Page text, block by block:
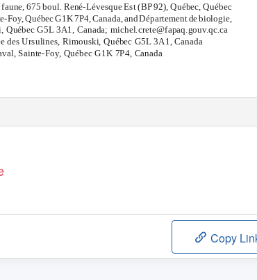
675 boul. René-Lévesque Est (BP 92), Québec, Québec
Foy, QuébecG1 K7P4, Canada, andDépartementdebiologie,
G5L 3A1, Canada; michel.crete@fapaq.gouv.qc.ca
Ursulines, Rimouski, Québec G5L 3A1, Canada
Sainte-Foy, Québec G1K 7P4, Canada
Copy